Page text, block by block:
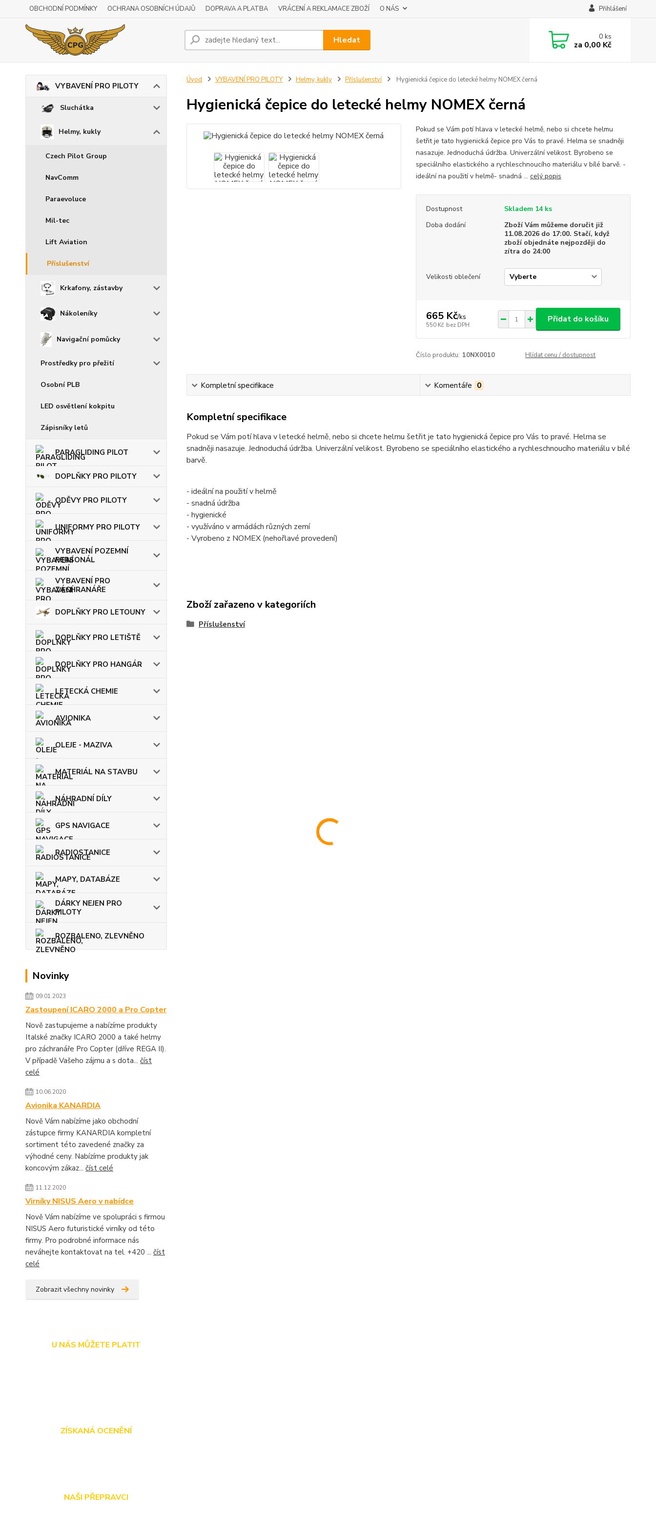
OBCHODNÍ PODMÍNKY OCHRANA OSOBNÍCH ÚDAJŮ DOPRAVA A PLATBA VRÁCENÍ A REKLAMACE ZBOŽÍ O NÁS Přihlášení
Hledat 0ks
za 0,00 Kč
VYBAVENÍ PRO PILOTY
Sluchátka
Helmy, kukly
Czech Pilot Group
NavComm
Paraevoluce
Mil-tec
Lift Aviation
Příslušenství
Krkafony, zástavby
Nákoleníky
Navigační pomůcky
Prostředky pro přežití
Osobní PLB
LED osvětlení kokpitu
Zápisníky letů
PARAGLIDING PILOT
DOPLŇKY PRO PILOTY
ODĚVY PRO PILOTY
UNIFORMY PRO PILOTY
VYBAVENÍ POZEMNÍ
PERSONÁL
VYBAVENÍ PRO
ZÁCHRANÁŘE
DOPLŇKY PRO LETOUNY
DOPLŇKY PRO LETIŠTĚ
DOPLŇKY PRO HANGÁR
LETECKÁ CHEMIE
AVIONIKA
OLEJE - MAZIVA
MATERIÁL NA STAVBU
NÁHRADNÍ DÍLY
GPS NAVIGACE
RADIOSTANICE
MAPY, DATABÁZE
DÁRKY NEJEN PRO
PILOTY
ROZBALENO, ZLEVNĚNO
Novinky
09.01.2023
Zastoupení ICARO 2000 a Pro Copter
Nově zastupujeme a nabízíme produkty
Italské značky ICARO 2000 a také helmy
pro záchranáře Pro Copter (dříve REGA II).
V případě Vašeho zájmu a s dota... číst
celé
10.06.2020
Avionika KANARDIA
Nově Vám nabízíme jako obchodní
zástupce firmy KANARDIA kompletní
sortiment této zavedené značky za
výhodné ceny. Nabízíme produkty jak
koncovým zákaz... číst celé
11.12.2020
Virníky NISUS Aero v nabídce
Nově Vám nabízíme ve spolupráci s firmou
NISUS Aero futuristické virníky od této
firmy. Pro podrobné informace nás
neváhejte kontaktovat na tel. +420 ... číst
celé
Zobrazit všechny novinky
U NÁS MŮŽETE PLATIT
ZÍSKANÁ OCENĚNÍ
NAŠI PŘEPRAVCI
Úvod VYBAVENÍ PRO PILOTY Helmy, kukly Příslušenství Hygienická čepice do letecké helmy NOMEX černá
Hygienická čepice do letecké helmy NOMEX černá
Pokud se Vám potí hlava v letecké helmě, nebo si chcete helmu
šetřit je tato hygienická čepice pro Vás to pravé. Helma se snadněji
nasazuje. Jednoduchá údržba. Univerzální velikost. Byrobeno se
speciálního elastického a rychleschnoucího materiálu v bílé barvě. -
ideální na použití v helmě- snadná ... celý popis
Dostupnost
Skladem 14 ks
Doba dodání
Zboží Vám můžeme doručit již
11.08.2026 do 17:00. Stačí, když
zboží objednáte nejpozději do
zítra do 24:00
Velikosti oblečení
665 Kč/ks
550 Kč bez DPH
Přidat do košíku
Číslo produktu: 10NX0010 Hlídat cenu / dostupnost
Kompletní specifikace Komentáře 0
Kompletní specifikace
Pokud se Vám potí hlava v letecké helmě, nebo si chcete helmu šetřit je tato hygienická čepice pro Vás to pravé. Helma se
snadněji nasazuje. Jednoduchá údržba. Univerzální velikost. Byrobeno se speciálního elastického a rychleschnoucího materiálu v bílé
barvě.
- ideální na použití v helmě
- snadná údržba
- hygienické
- využíváno v armádách různých zemí
- Vyrobeno z NOMEX (nehořlavé provedení)
Zboží zařazeno v kategoriích
Příslušenství